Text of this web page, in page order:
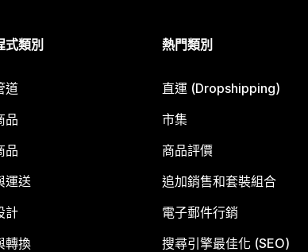
式類別
道
品
品
運送
計
轉換
熱門類別
直運 (Dropshipping)
市集
商品評價
追加銷售和套裝組合
電子郵件行銷
搜尋引擎最佳化 (SEO)